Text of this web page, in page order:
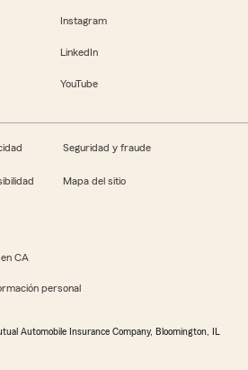
Instagram
LinkedIn
YouTube
Seguridad y fraude
Mapa del sitio
CA
personal
Automobile Insurance Company, Bloomington, IL